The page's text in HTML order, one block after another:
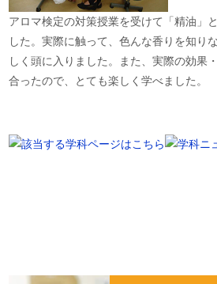
アロマ検定の対策授業を受けて「精油」
した。実際に触って、色んな香りを知り
しく頭に入りました。また、実際の効果
合ったので、とても楽しく学べました。